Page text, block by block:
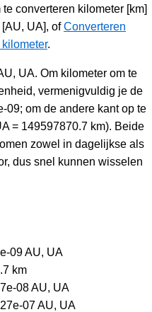
converteren kilometer [km]
UA], ofConverteren
.
UA. Om kilometer om te
vermenigvuldig je de
09; om de andere kant op te
= 149597870.7 km). Beide
zowel in dagelijkse als
dus snel kunnen wisselen
09 AU, UA
km
08 AU, UA
07 AU, UA